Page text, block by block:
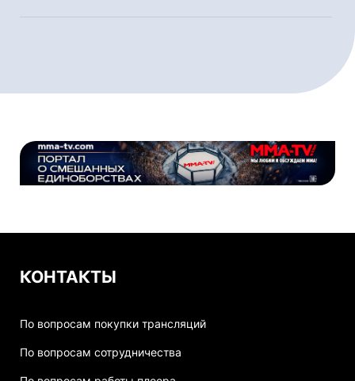
КОНТАКТЫ
По вопросам покупки трансляций
По вопросам сотрудничества